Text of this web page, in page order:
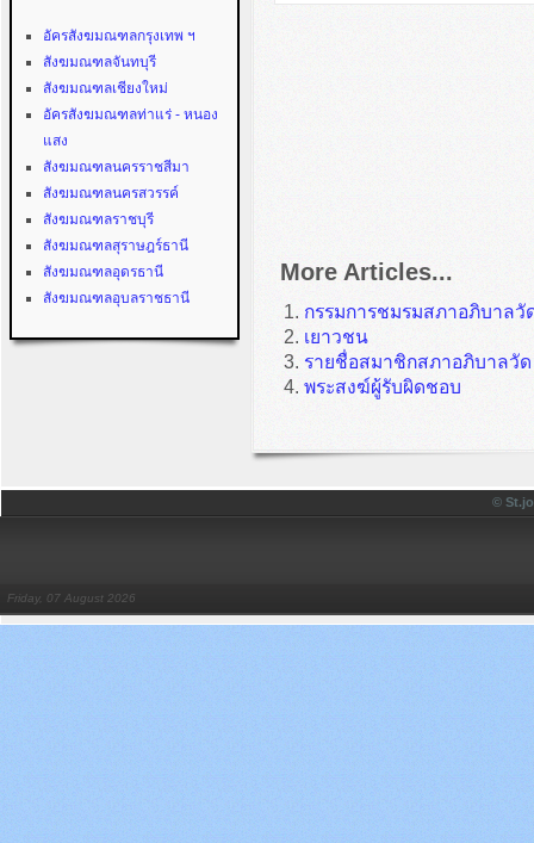
อัครสังฆมณฑลกรุงเทพ ฯ
สังฆมณฑลจันทบุรี
สังฆมณฑลเชียงใหม่
อัครสังฆมณฑลท่าแร่ - หนอง
แสง
สังฆมณฑลนครราชสีมา
สังฆมณฑลนครสวรรค์
สังฆมณฑลราชบุรี
สังฆมณฑลสุราษฎร์ธานี
สังฆมณฑลอุดรธานี
สังฆมณฑลอุบลราชธานี
More Articles...
กรรมการชมรมสภาอภิบาล
เยาวชน
รายชื่อสมาชิกสภาอภิบาลวัด
พระสงฆ์ผู้รับผิดชอบ
©
Friday, 07 August 2026